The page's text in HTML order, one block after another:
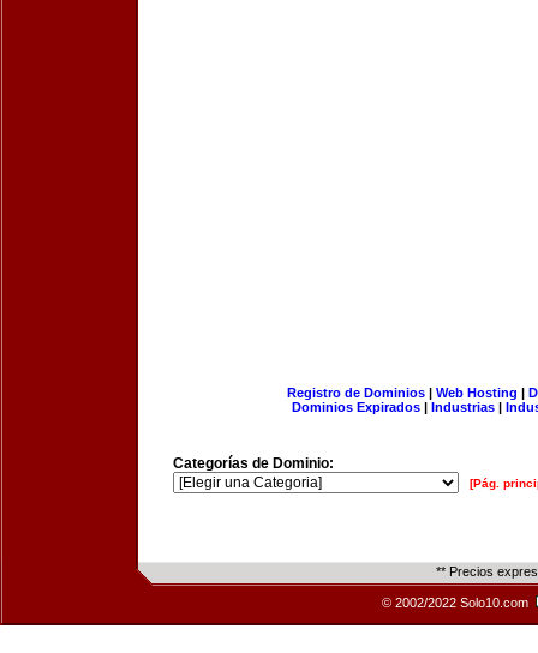
Registro de Dominios| Web Hosting |
Dominios Expirados | Industrias |
Categorías de Dominio:
[Pág.
** Precios
© 2002/2022 Solo10.com